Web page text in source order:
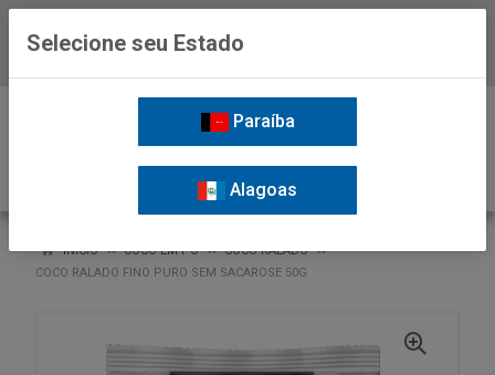
INÍCIO COCO EM PO
COCO RALADO
COCO RALADO FINO PURO SEM SACAROSE 50G
Selecione seu Estado
Paraíba
Alagoas